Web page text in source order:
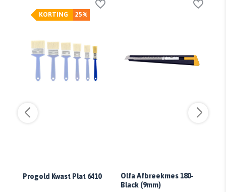
25%
KORTING
Progold Kwast Plat 6410
Olfa Afbreekmes 180-
Black (9mm)